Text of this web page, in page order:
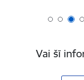
Vai šī